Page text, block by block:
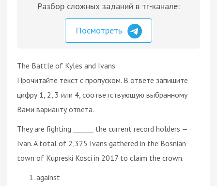
Разбор сложных заданий в тг-канале:
Посмотреть
The Battle of Kyles and Ivans
Прочитайте текст с пропуском. В ответе запишите
цифру 1, 2, 3 или 4, соответствующую выбранному
Вами варианту ответа.
They are fighting ______ the current record holders —
Ivan. A total of 2,325 Ivans gathered in the Bosnian
town of Kupreski Kosci in 2017 to claim the crown.
against